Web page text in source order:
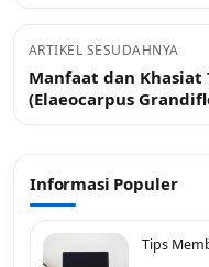
ARTIKEL SESUDAHNYA
Manfaat dan Khasiat
(Elaeocarpus
Informasi Populer
Tips